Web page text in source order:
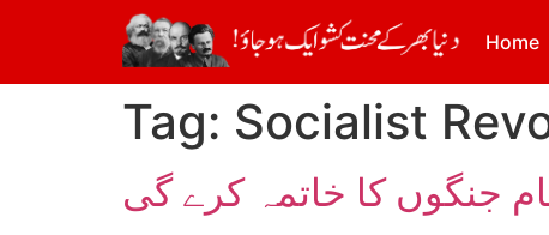
Home
Tag: Socialist